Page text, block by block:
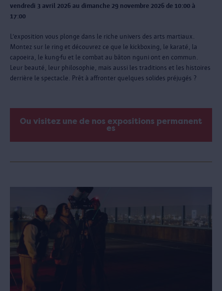
vendredi 3 avril 2026 au dimanche 29 novembre 2026 de 10:00 à
17:00
L’exposition vous plonge dans le riche univers des arts martiaux.
Montez sur le ring et découvrez ce que le kickboxing, le karaté, la
capoeira, le kung-fu et le combat au bâton nguni ont en commun.
Leur beauté, leur philosophie, mais aussi les traditions et les histoires
derrière le spectacle. Prêt à affronter quelques solides préjugés ?
Ou visitez une de nos expositions permanent
es